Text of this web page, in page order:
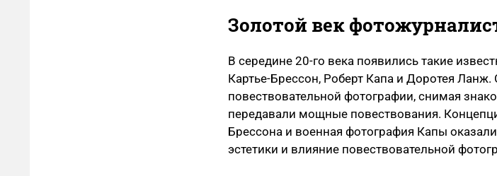
Золотой век
В середине 20-го века появились такие
Картье-Брессон, Роберт Капа и Доротея
повествовательной фотографии, снимая
передавали мощные повествования.
Брессона и военная фотография Капы
эстетики и влияние повествовательной